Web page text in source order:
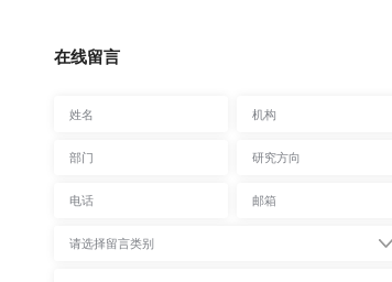
在线留言